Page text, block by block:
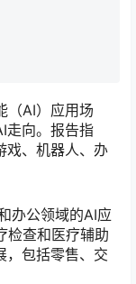
（AI）应用场
走向。报告指
戏、机器人、办
办公领域的AI应
检查和医疗辅助
，包括零售、交